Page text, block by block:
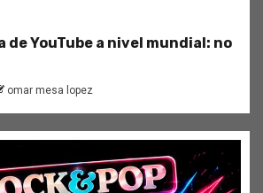
de YouTube a nivel mundial: no
omar mesa lopez